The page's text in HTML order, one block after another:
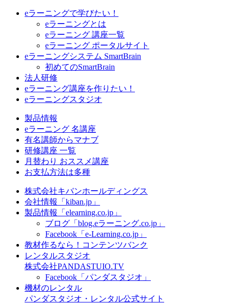
eラーニングで学びたい！
eラーニングとは
eラーニング 講座一覧
eラーニング ポータルサイト
eラーニングシステム SmartBrain
初めてのSmartBrain
法人研修
eラーニング講座を作りたい！
eラーニングスタジオ
製品情報
eラーニング 名講座
有名講師からマナブ
研修講座 一覧
月替わり おススメ講座
お支払方法は多種
株式会社キバンホールディングス
会社情報「kiban.jp」
製品情報「elearning.co.jp」
ブログ「blog.eラーニング.co.jp」
Facebook「e-Learning.co.jp」
教材作るなら！コンテンツバンク
レンタルスタジオ
株式会社PANDASTUIO.TV
Facebook「パンダスタジオ」
機材のレンタル
パンダスタジオ・レンタル公式サイト